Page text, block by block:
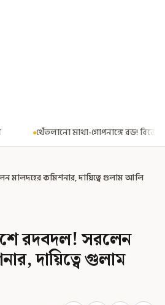
রড! বিজেপিশাসিত অসমে নাবালিকার
মালদহের কমিশনার, দায়িত্বে গুলাম আলি
রদবদল! সরলেন
দায়িত্বে গুলাম